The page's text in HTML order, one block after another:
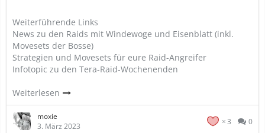
Weiterführende Links
News zu den Raids mit Windewoge und Eisenblatt (inkl.
Movesets der Bosse)
Strategien und Movesets für eure Raid-Angreifer
Infotopic zu den Tera-Raid-Wochenenden
Weiterlesen
moxie
3. März 2023
3 0